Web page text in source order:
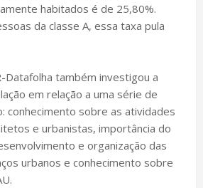
habitados é de 25,80%.
da classe A, essa taxa pula
Datafolha também investigou a
em relação a uma série de
conhecimento sobre as atividades
e urbanistas, importância do
e organização das
urbanos e conhecimento sobre